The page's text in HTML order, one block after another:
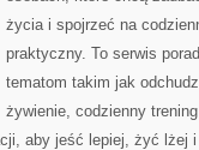
życia i spojrzeć na
praktyczny. To serwis
tematom takim jak
żywienie, codzienny
aby jeść lepiej, żyć lżej